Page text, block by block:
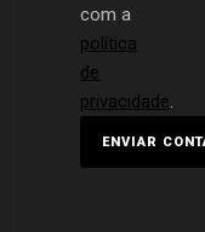
com a
política
de
privacidade.